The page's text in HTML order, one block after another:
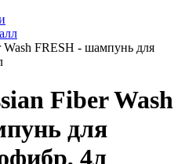
Wash FRESH - шампунь для
Fiber Wash
для
4л